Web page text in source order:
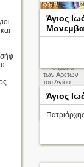
Η Κλίμακα
των Αρετων
του Αγίου
Σιανΐτη
Άγιος
Άγιος